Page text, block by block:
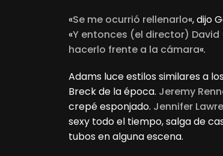
«Se me ocurrió rellenarlo«, dijo
«Y entonces (el director) David
hacerlo frente a la cámara«.
Adams luce estilos similares a
Breck de la época. Jeremy
crepé esponjado. Jennifer
sexy todo el tiempo, salga de
tubos en alguna escena.